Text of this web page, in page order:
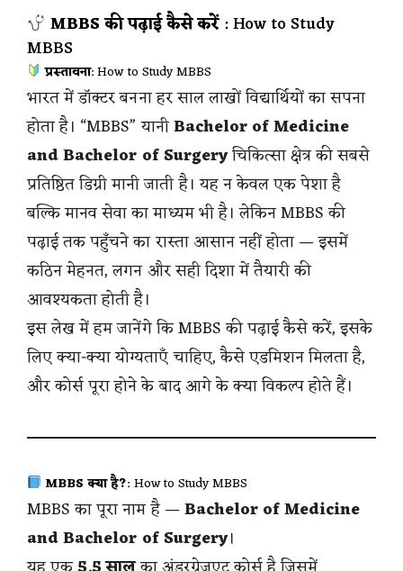
MBBS की पढ़ाई कैसे करें: How to Study
MBBS
प्रस्तावना: How to Study MBBS
भारत में डॉक्टर बनना हर साल लाखों विद्यार्थियों का सपना
होता है। “MBBS” यानीBachelor of Medicine
and Bachelor of Surgeryचिकित्सा क्षेत्र की सबसे
प्रतिष्ठित डिग्री मानी जाती है। यह न केवल एक पेशा है
बल्कि मानव सेवा का माध्यम भी है। लेकिन MBBS की
पढ़ाई तक पहुँचने का रास्ता आसान नहीं होता — इसमें
कठिन मेहनत, लगन और सही दिशा में तैयारी की
आवश्यकता होती है।
इस लेख में हम जानेंगे कि MBBS की पढ़ाई कैसे करें, इसके
लिए क्या-क्या योग्यताएँ चाहिए, कैसे एडमिशन मिलता है,
और कोर्स पूरा होने के बाद आगे के क्या विकल्प होते हैं।
MBBS क्या है?: How to Study MBBS
MBBS का पूरा नाम है —Bachelor of Medicine
and Bachelor of Surgery।